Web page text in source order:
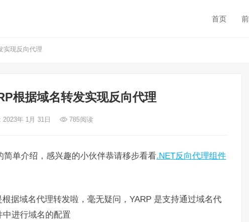
首页
实现反向代理
根据域名转发实现反向代理
2023年 1月 31日 785阅读
单介绍，感兴趣的小伙伴恭请移步看看.NET反向代理组件
据域名代理转发啦，毫无疑问，YARP 是支持通过域名代
进行域名的配置